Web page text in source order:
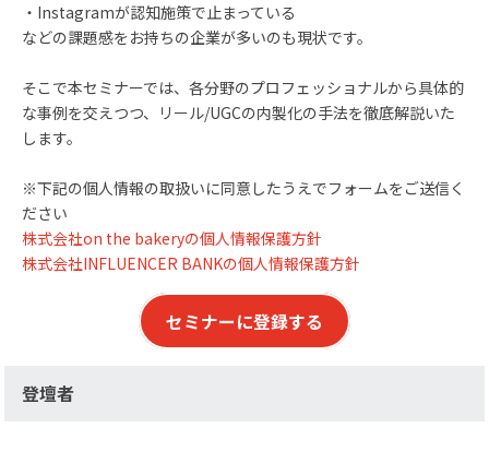
・Instagramが認知施策で止まっている
などの課題感をお持ちの企業が多いのも現状です。
そこで本セミナーでは、各分野のプロフェッショナルから具体的
な事例を交えつつ、リール/UGCの内製化の手法を徹底解説いた
します。
※下記の個人情報の取扱いに同意したうえでフォームをご送信く
ださい
株式会社on the bakeryの個人情報保護方針
株式会社INFLUENCER BANKの個人情報保護方針
セミナーに登録する
登壇者